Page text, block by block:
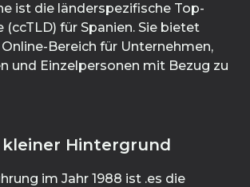
ist die länderspezifische Top-
(ccTLD) für Spanien. Sie bietet
Bereich für Unternehmen,
und Einzelpersonen mit Bezug zu
kleiner Hintergrund
im Jahr 1988 ist .es die